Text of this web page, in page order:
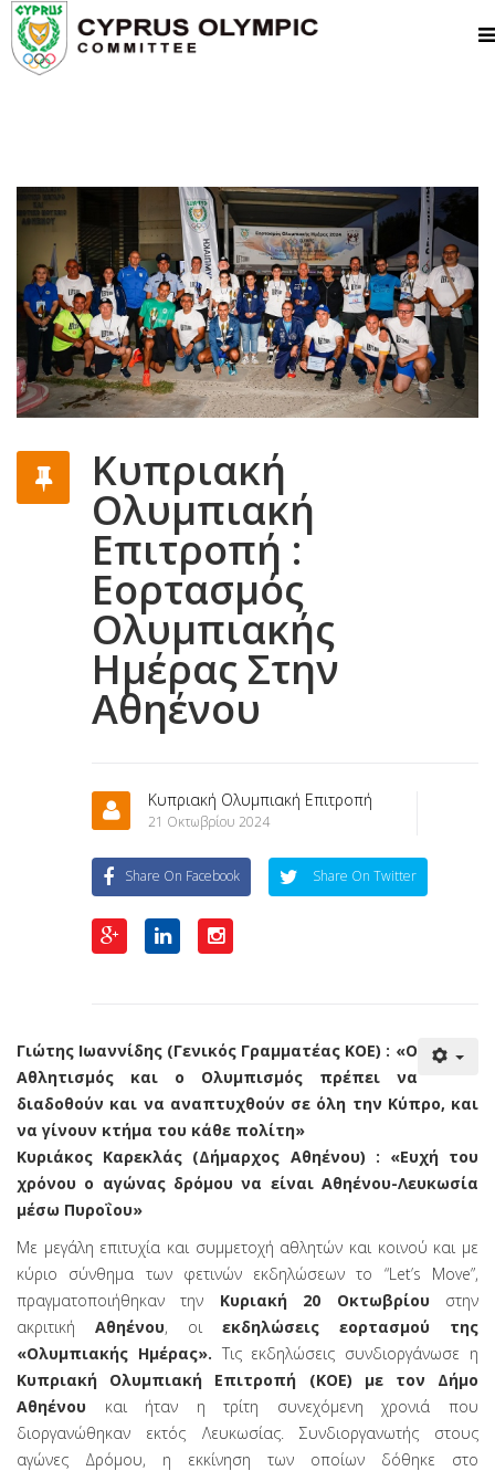
Κυπριακή
Ολυμπιακή
Επιτροπή :
Εορτασμός
Ολυμπιακής
Ημέρας Στην
Αθηένου
Κυπριακή Ολυμπιακή Επιτροπή
21 Οκτωβρίου 2024
Share On Facebook Share On Twitter
Γιώτης Ιωαννίδης (Γενικός Γραμματέας ΚΟΕ) : «Ο
Αθλητισμός και ο Ολυμπισμός πρέπει να
διαδοθούν και να αναπτυχθούν σε όλη την Κύπρο, και
να γίνουν κτήμα του κάθε πολίτη»
Κυριάκος Καρεκλάς (Δήμαρχος Αθηένου) : «Ευχή του
χρόνου ο αγώνας δρόμου να είναι Αθηένου-Λευκωσία
μέσω Πυροΐου»
Με μεγάλη επιτυχία και συμμετοχή αθλητών και κοινού και με
κύριο σύνθημα των φετινών εκδηλώσεων το “Let’s Move”,
πραγματοποιήθηκαν την Κυριακή 20 Οκτωβρίου στην
ακριτική Αθηένου, οι
εκδηλώσεις εορτασμού της
«Ολυμπιακής Ημέρας». Τις εκδηλώσεις συνδιοργάνωσε η
Κυπριακή Ολυμπιακή Επιτροπή (ΚΟΕ) με τον Δήμο
Αθηένου και ήταν η τρίτη συνεχόμενη χρονιά που
διοργανώθηκαν εκτός Λευκωσίας. Συνδιοργανωτής στους
αγώνες Δρόμου, η εκκίνηση των οποίων δόθηκε στο